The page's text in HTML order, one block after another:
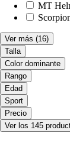
MT
Ver más (16)
Talla
Color dominante
Rango
Edad
Sport
Precio
Ver los 145